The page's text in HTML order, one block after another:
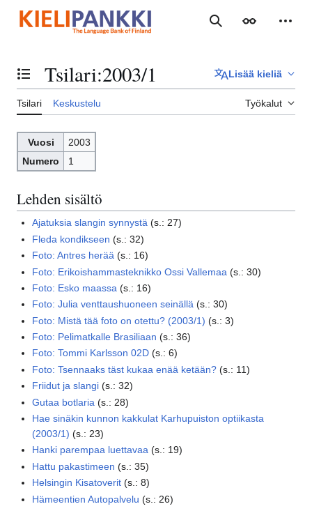
sisältöön
Haku Ulkoasu
Vaihda sisällysluettelo
Tsilari:2003/1 Lisää kieliä
Tsilari Keskustelu Työkalut
Vuosi
2003
Numero
1
Lehden sisältö
Ajatuksia slangin synnystä (s.:27)
Fleda kondikseen (s. :32)
Foto: Antres herää (s. : 16)
Foto: Erikoishammasteknikko Ossi Vallemaa (s. :30)
Foto: Esko maassa (s. : 16)
Foto: Julia venttaushuoneen seinällä (s.:30)
Foto: Mistä tää foto on otettu? (2003/1) (s. :3)
Foto: Pelimatkalle Brasiliaan (s. :36)
Foto: Tommi Karlsson 02D (s.:6)
Foto: Tsennaaks täst kukaa enää ketään? (s. : 11)
Friidut ja slangi (s.:32)
Gutaa botlaria (s. : 28)
Hae sinäkin kunnon kakkulat Karhupuiston optiikasta
(2003/1) (s. : 23)
Hanki parempaa luettavaa (s.: 19)
Hattu pakastimeen (s. :35)
Helsingin Kisatoverit (s.:8)
Hämeentien Autopalvelu (s. : 26)